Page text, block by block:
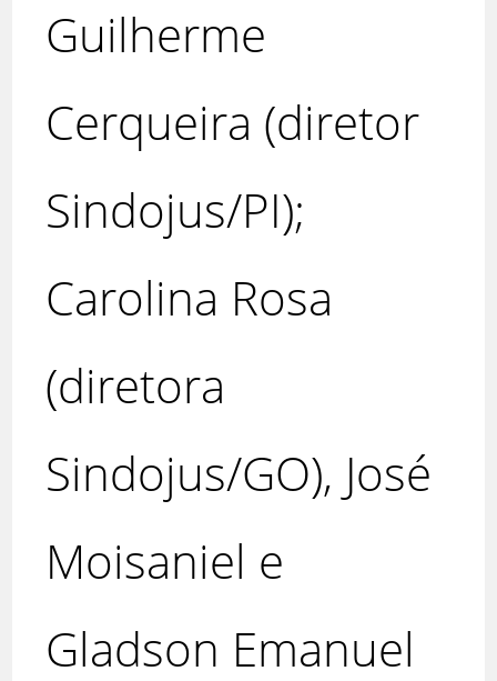
Guilherme
Cerqueira (diretor
Sindojus/PI);
Carolina Rosa
(diretora
Sindojus/GO), José
Moisaniel e
Gladson Emanuel